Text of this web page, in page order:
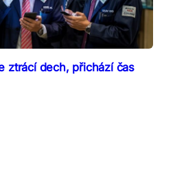
ztrácí dech, přichází čas